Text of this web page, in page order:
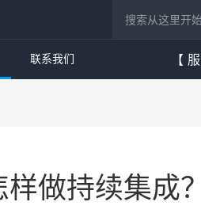
联系我们 【
做持续集成？